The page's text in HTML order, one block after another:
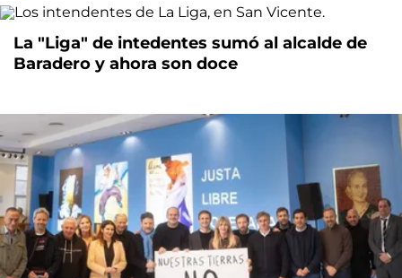
La "Liga" de intedentes sumó al alcalde de
Baradero y ahora son doce